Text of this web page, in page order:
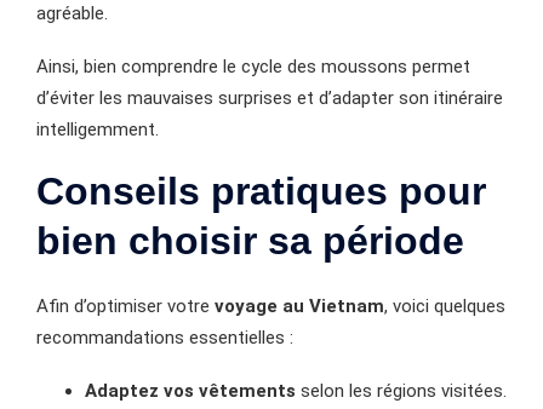
agréable.
Ainsi, bien comprendre le cycle des moussons permet
d’éviter les mauvaises surprises et d’adapter son itinéraire
intelligemment.
Conseils pratiques pour
bien choisir sa période
Afin d’optimiser votre voyage au Vietnam, voici quelques
recommandations essentielles :
Adaptez vos vêtements selon les régions visitées.